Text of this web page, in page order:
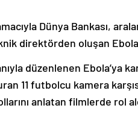
Dünya Bankası,
direktörden oluşan
düzenlenen Ebola’ya
11 futbolcu kamera
anlatan filmlerde rol